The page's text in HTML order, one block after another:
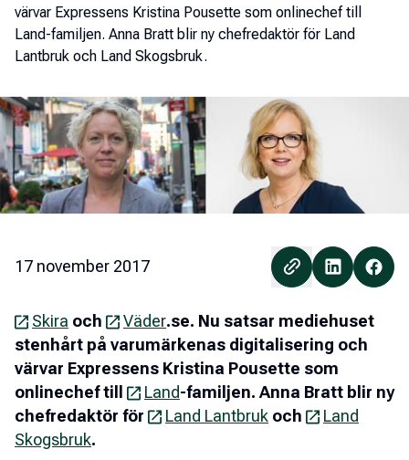
värvar Expressens Kristina Pousette som onlinechef till
Land-familjen. Anna Bratt blir ny chefredaktör för Land
Lantbruk och Land Skogsbruk.
17 november 2017
Skira och Väder.se. Nu satsar mediehuset
stenhå­­­rt på varumärkenas digitalisering och
värvar Expressens Kristina Pousette som
onlinechef till
Land-familjen. Anna Bratt blir ny
chefredaktör för
Land Lantbruk och
Land
Skogsbruk.